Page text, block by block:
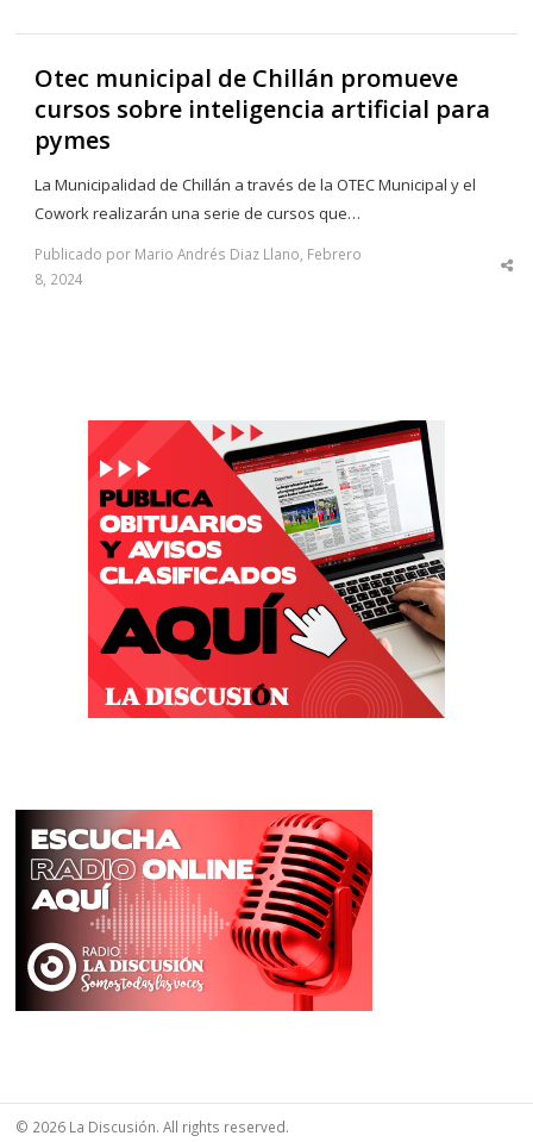
Otec municipal de Chillán promueve
cursos sobre inteligencia artificial para
pymes
La Municipalidad de Chillán a través de la OTEC Municipal y el
Cowork realizarán una serie de cursos que…
Publicado por Mario Andrés Diaz Llano, Febrero
8, 2024
© 2026 La Discusión. All rights reserved.